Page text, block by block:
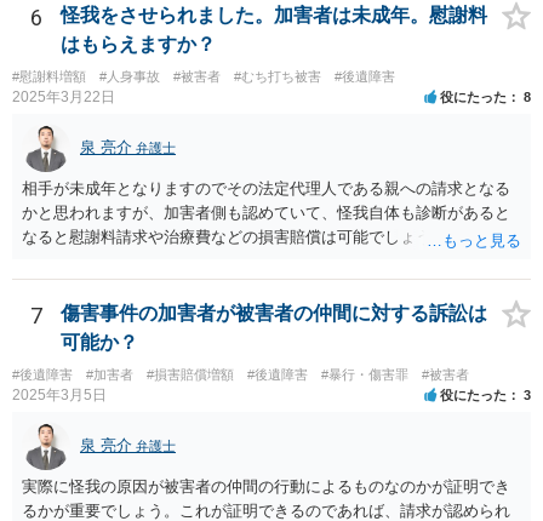
十分に打ち合わせをすることが重要だと思います。
6
怪我をさせられました。加害者は未成年。慰謝料
はもらえますか？
#慰謝料増額 #人身事故 #被害者 #むち打ち被害 #後遺障害
2025年3月22日 役にたった 8
泉 亮介 弁護士
相手が未成年となりますのでその法定代理人である親への請求となる
かと思われますが、加害者側も認めていて、怪我自体も診断があると
なると慰謝料請求や治療費などの損害賠償は可能でしょう。 整骨院へ
い場合が多いです。 また、保険会社から提案される金額は低めに出さ
れることも多いため、その交渉のために弁護士を入れるということも
考えられるかと思われます。
7
傷害事件の加害者が被害者の仲間に対する訴訟は
可能か？
#後遺障害 #加害者 #損害賠償増額 #後遺障害 #暴行・傷害罪 #被害者
2025年3月5日 役にたった 3
泉 亮介 弁護士
実際に怪我の原因が被害者の仲間の行動によるものなのかが証明でき
るかが重要でしょう。これが証明できるのであれば、請求が認められ